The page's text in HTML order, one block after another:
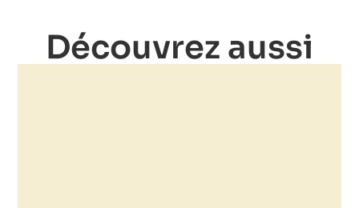
Découvrez aussi